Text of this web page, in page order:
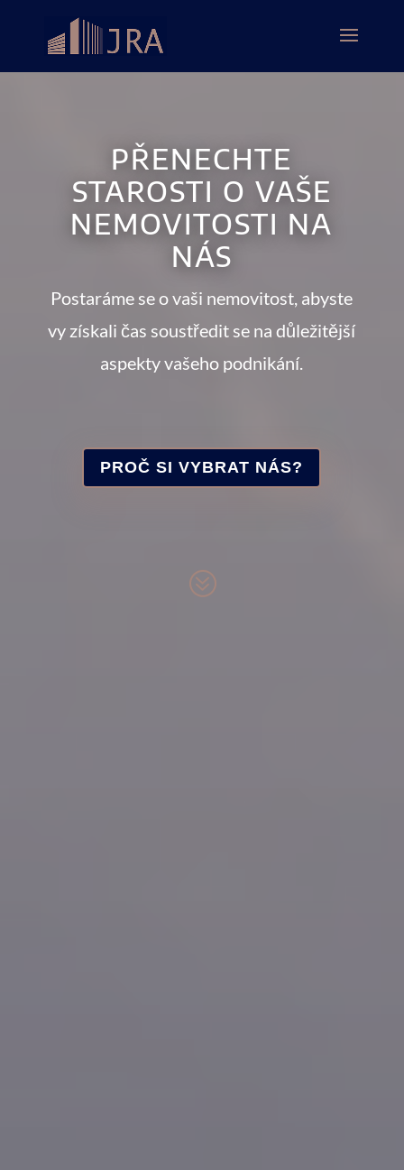
PŘENECHTE
STAROSTI O VAŠE
NEMOVITOSTI NA
NÁS
Postaráme se o vaši nemovitost, abyste
vy získali čas soustředit se na důležitější
aspekty vašeho podnikání.
PROČ SI VYBRAT NÁS?
?